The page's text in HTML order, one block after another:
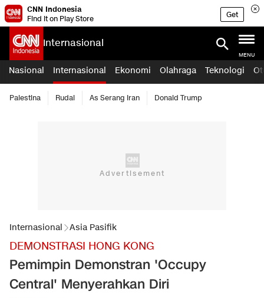
CNN Indonesia
Find it on Play Store
Get
Internasional
MENU
Nasional Internasional Ekonomi Olahraga Teknologi
Palestina Rudal As Serang Iran Donald Trump
Internasional Asia Pasifik
DEMONSTRASI HONG KONG
Pemimpin Demonstran 'Occupy
Central' Menyerahkan Diri